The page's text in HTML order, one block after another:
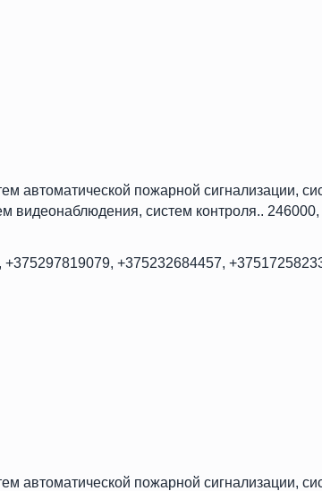
автоматической пожарной сигнализации,
видеонаблюдения, систем контроля.. 246000,
+375232684457,
автоматической пожарной сигнализации,